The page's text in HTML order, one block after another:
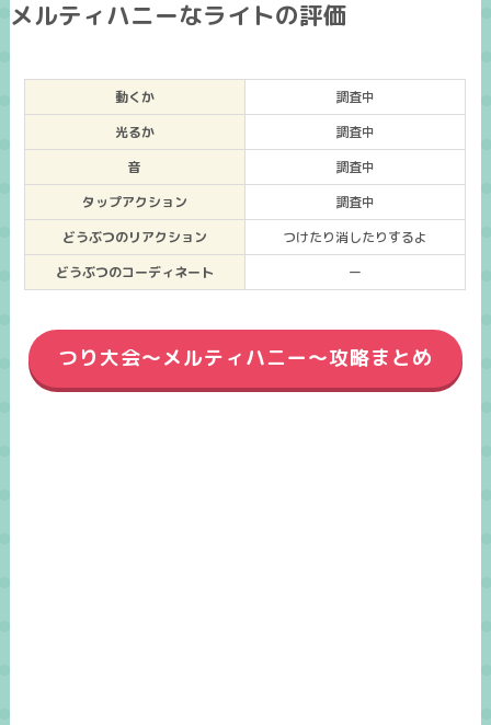
メルティハニーなライトの評価
動くか
調査中
光るか
調査中
音
調査中
タップアクション
調査中
どうぶつのリアクション
つけたり消したりするよ
どうぶつのコーディネート
ー
つり大会～メルティハニー～攻略まとめ